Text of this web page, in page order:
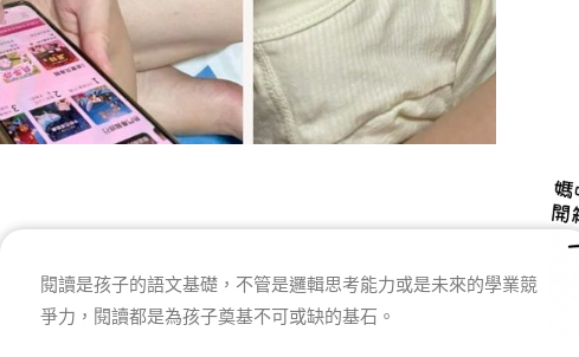
閱讀是孩子的語文基礎，不管是邏輯思考能力或是未來的學業競
爭力，閱讀都是為孩子奠基不可或缺的基石。